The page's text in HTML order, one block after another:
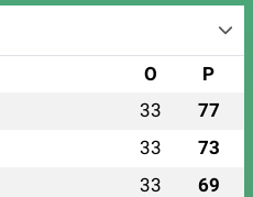
O P
33 77
33 73
33 69